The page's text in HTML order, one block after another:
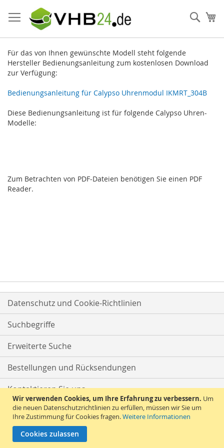
Wir verwenden Cookies, um Ihre Erfahrung zu verbessern. Um
die neuen Datenschutzrichtlinien zu erfüllen, müssen wir Sie um
Ihre Zustimmung für Cookies fragen.Weitere Informationen
Cookies zulassen
zum
Inhalt
Für das von Ihnen gewünschte Modell steht folgende
Hersteller Bedienungsanleitung zum kostenlosen Download
zur Verfügung:
Bedienungsanleitung für Calypso Uhrenmodul IKMRT_304B
Diese Bedienungsanleitung ist für folgende Calypso Uhren-
Modelle:
Zum Betrachten von PDF-Dateien benötigen Sie einen PDF
Reader.
Datenschutz und Cookie-Richtlinien
Suchbegriffe
Erweiterte Suche
Bestellungen und Rücksendungen
Kontaktieren Sie uns
© 2026 Versandhandel Bigo-Ta